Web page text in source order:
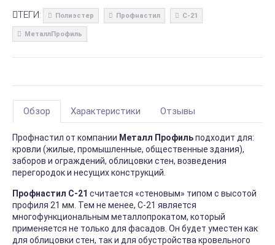
ТЕГИ: Полиэстер Профнастил С-21
МеталлПрофиль
Обзор Характеристики Отзывы
Профнастил от компании Металл Профильподходит для:
кровли (жилые, промышленные, общественные здания),
заборов и ограждений, облицовки стен, возведения
перегородок и несущих конструкций.
Профнастил С-21 считается «стеновым» типом с высотой
профиля 21 мм. Тем не менее, С-21 является
многофункциональным металлопрокатом, который
применяется не только для фасадов. Он будет уместен как
для облицовки стен, так и для обустройства кровельного